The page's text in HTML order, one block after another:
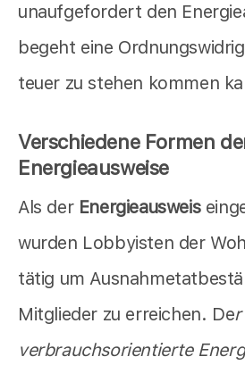
unaufgefordert den
begeht eine
teuer zu stehen kommen
Verschiedene Formen
Energieausweise
Als der Energieausweis
wurden Lobbyisten der
tätig um
Mitglieder zu erreichen. Der
verbrauchsorientierte